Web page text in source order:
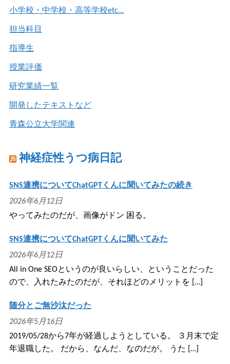
小学校・中学校・高等学校etc…
担当科目
指導生
授業評価
研究業績一覧
開発したテキストなど
青森公立大学関連
神経症性うつ病日記
SNS連携についてChatGPTくんに聞いてみたの続き
2026年6月12日
やってみたのだが、画像がドン 困る。
SNS連携についてChatGPTくんに聞いてみた
2026年6月12日
All in One SEOというのが良いらしい、ということだった
ので、入れたみたのだが、それほどのメリットを […]
随分とご無沙汰だった
2026年5月16日
2019/05/28から7年が経過しようとしている。 ３月末で定
年退職した。 だから、なんだ、なのだが。 うた […]